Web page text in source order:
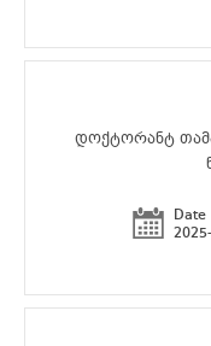
დოქტორანტ
Date